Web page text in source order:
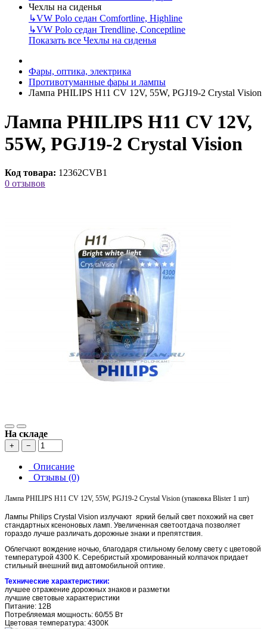
Чехлы на сиденья
↳VW Polo седан Comfortline, Highline
↳VW Polo седан Trendline, Conceptline
Показать все Чехлы на сиденья
Фары, оптика, электрика
Противотуманные фары и лампы
Лампа PHILIPS H11 CV 12V, 55W, PGJ19-2 Crystal Vision
Лампа PHILIPS H11 CV 12V,
55W, PGJ19-2 Crystal Vision
Код товара: 12362CVB1
0 отзывов
На складе
+ −
Описание
Отзывы (0)
Лампа PHILIPS H11 CV 12V, 55W, PGJ19-2 Crystal Vision (упаковка Blister 1 шт)
Лампы Philips Crystal Vision излучают яркий белый свет похожий на свет
стандартных ксеноновых ламп. Увеличенная светоотдача позволяет
гораздо лучше различать дорожные знаки и препятствия.
Облегчают вождение ночью, благодаря стильному белому свету с цветовой
температурой 4300 K. Серебристый хромированный колпачок придает
стильный внешний вид автомобильной оптике.
Технические характеристики:
лучшее отражение дорожных знаков и разметки
лучшие световые характеристики
Питание: 12В
Потребляемая мощность: 60/55 Вт
Цветовая температура: 4300К